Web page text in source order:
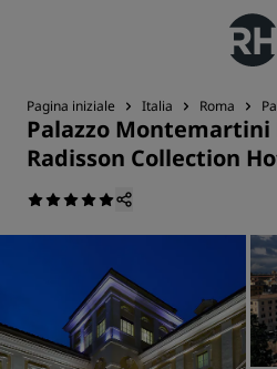
Pagina iniziale Italia Roma
Palazzo Montemartini
Radisson Collection